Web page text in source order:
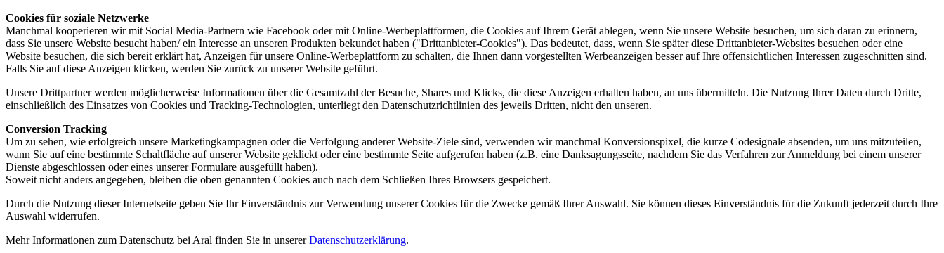
Cookies für soziale Netzwerke
Manchmal kooperieren wir mit Social Media-Partnern wie Facebook oder mit Online-Werbeplattformen, die Cookies auf Ihrem Gerät ablegen, wenn Sie unsere Website besuchen, um sich daran zu erinnern,
dass Sie unsere Website besucht haben/ ein Interesse an unseren Produkten bekundet haben ("Drittanbieter-Cookies"). Das bedeutet, dass, wenn Sie später diese Drittanbieter-Websites besuchen oder eine
Website besuchen, die sich bereit erklärt hat, Anzeigen für unsere Online-Werbeplattform zu schalten, die Ihnen dann vorgestellten Werbeanzeigen besser auf Ihre offensichtlichen Interessen zugeschnitten sind.
Falls Sie auf diese Anzeigen klicken, werden Sie zurück zu unserer Website geführt.
Unsere Drittpartner werden möglicherweise Informationen über die Gesamtzahl der Besuche, Shares und Klicks, die diese Anzeigen erhalten haben, an uns übermitteln. Die Nutzung Ihrer Daten durch Dritte,
einschließlich des Einsatzes von Cookies und Tracking-Technologien, unterliegt den Datenschutzrichtlinien des jeweils Dritten, nicht den unseren.
Conversion Tracking
Um zu sehen, wie erfolgreich unsere Marketingkampagnen oder die Verfolgung anderer Website-Ziele sind, verwenden wir manchmal Konversionspixel, die kurze Codesignale absenden, um uns mitzuteilen,
wann Sie auf eine bestimmte Schaltfläche auf unserer Website geklickt oder eine bestimmte Seite aufgerufen haben (z.B. eine Danksagungsseite, nachdem Sie das Verfahren zur Anmeldung bei einem unserer
Dienste abgeschlossen oder eines unserer Formulare ausgefüllt haben).
Soweit nicht anders angegeben, bleiben die oben genannten Cookies auch nach dem Schließen Ihres Browsers gespeichert.
Durch die Nutzung dieser Internetseite geben Sie Ihr Einverständnis zur Verwendung unserer Cookies für die Zwecke gemäß Ihrer Auswahl. Sie können dieses Einverständnis für die Zukunft jederzeit durch Ihre
Auswahl widerrufen.
Mehr Informationen zum Datenschutz bei Aral finden Sie in unsererDatenschutzerklärung.